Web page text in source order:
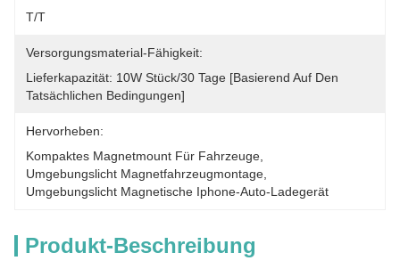
T/T
Versorgungsmaterial-Fähigkeit:
Lieferkapazität: 10W Stück/30 Tage [basierend Auf Den
Tatsächlichen Bedingungen]
Hervorheben:
Kompaktes Magnetmount Für Fahrzeuge
Umgebungslicht Magnetfahrzeugmontage
Umgebungslicht Magnetische Iphone-Auto-Ladegerät
Produkt-Beschreibung